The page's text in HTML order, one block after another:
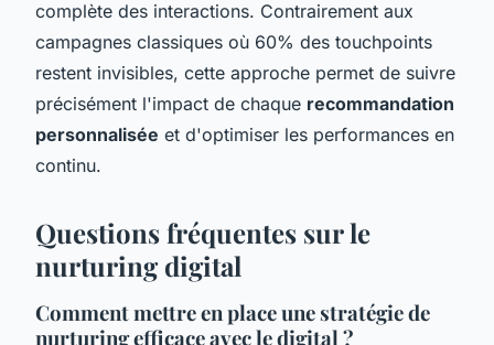
complète des interactions. Contrairement aux
campagnes classiques où 60% des touchpoints
restent invisibles, cette approche permet de suivre
précisément l'impact de chaque recommandation
personnalisée et d'optimiser les performances en
continu.
Questions fréquentes sur le
nurturing digital
Comment mettre en place une stratégie de
nurturing efficace avec le digital ?